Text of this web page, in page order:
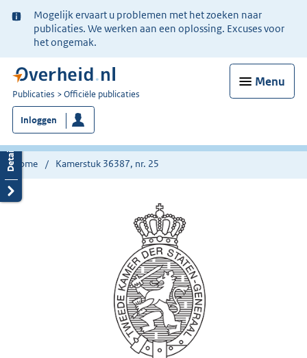
Ter
informatie:
Mogelijk ervaart u problemen met het zoeken naar
publicaties. We werken aan een oplossing. Excuses voor
het ongemak.
Menu
U
bent
nu
hier:
Publicaties Officiële publicaties
Inloggen
Home Kamerstuk 36387, nr. 25